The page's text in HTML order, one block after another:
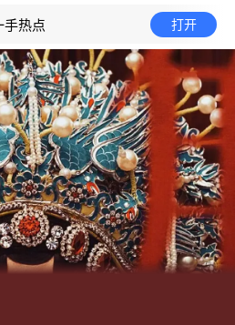
手热点 打开